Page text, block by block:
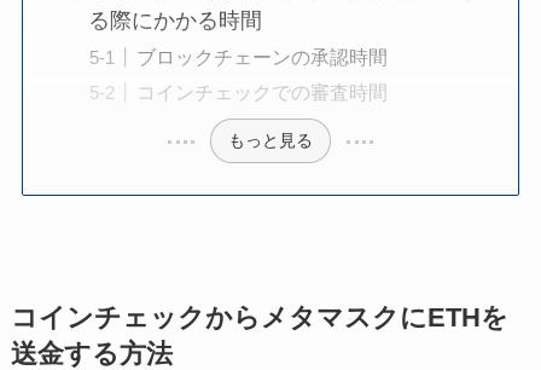
る際にかかる時間
ブロックチェーンの承認時間
コインチェックでの審査時間
もっと見る
コインチェックからメタマスクにETHを
送金する方法